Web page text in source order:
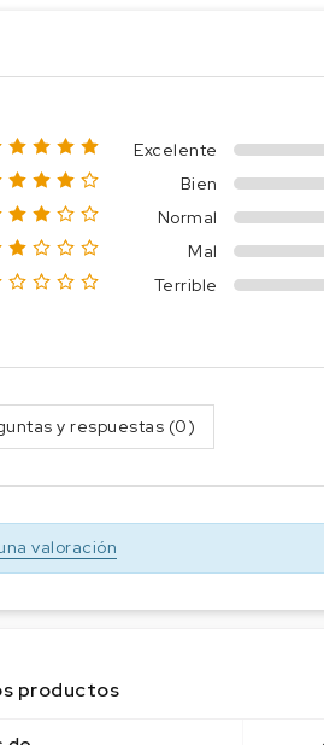
Excelente
Bien
Normal
Mal
Terrible
y respuestas (0)
valoración
productos